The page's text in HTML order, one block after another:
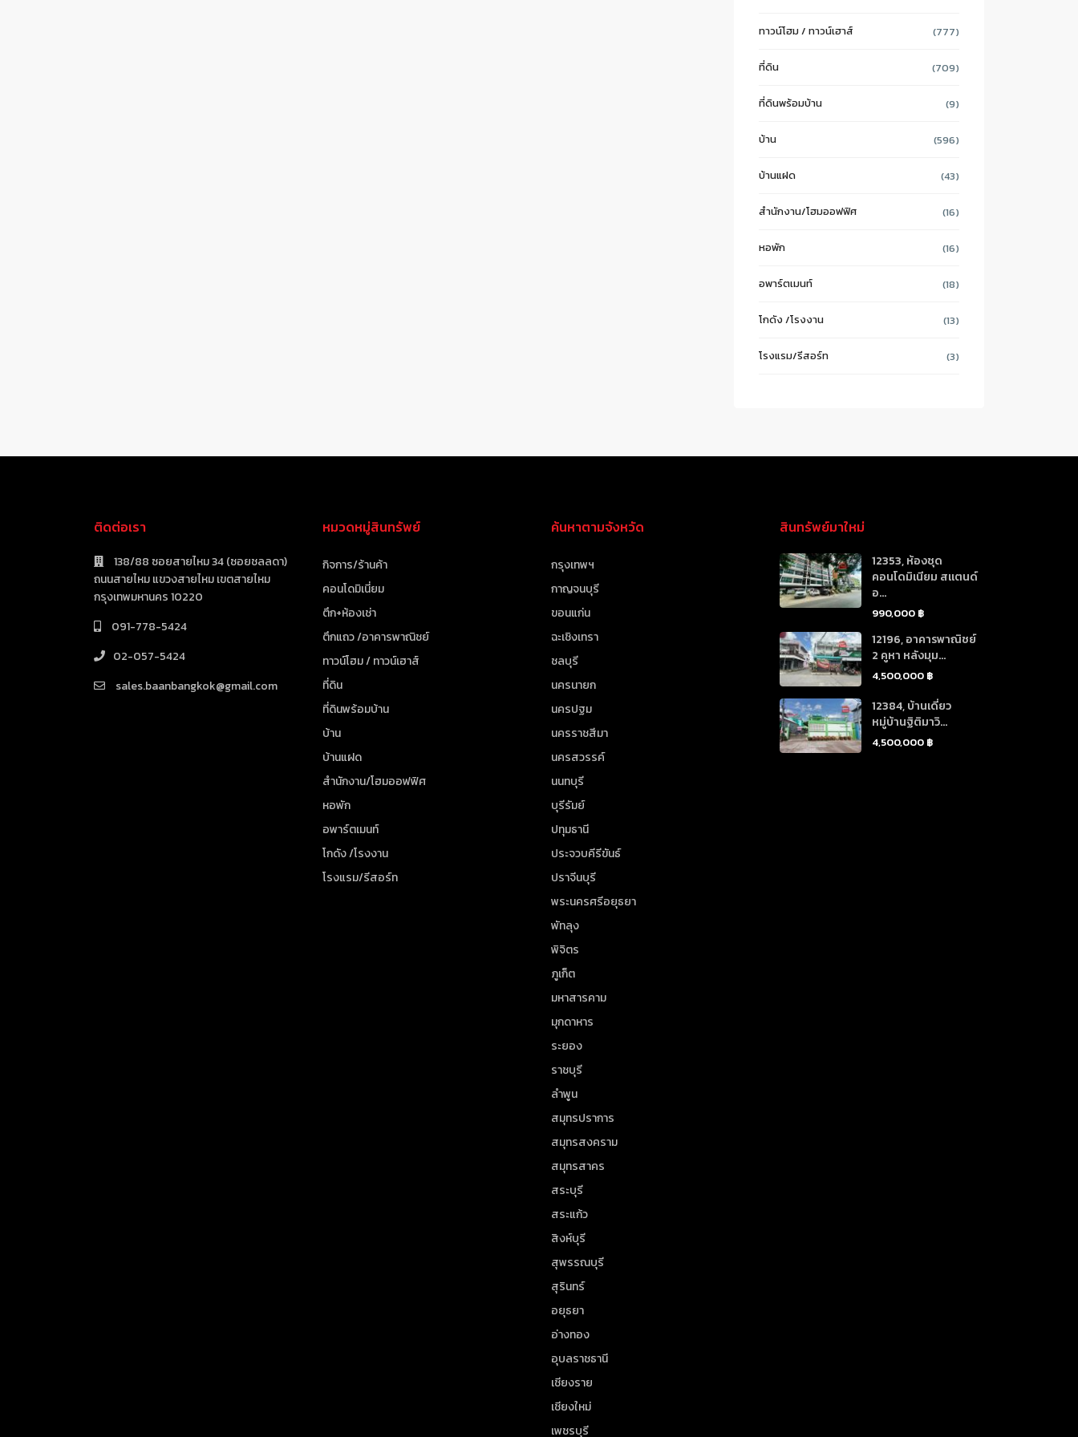
ทาวน์โฮม / ทาวน์เฮาส์ (777)
ที่ดิน (709)
ที่ดินพร้อมบ้าน (9)
บ้าน (596)
บ้านแฝด (43)
สำนักงาน/โฮมออฟฟิศ (16)
หอพัก (16)
อพาร์ตเมนท์ (18)
โกดัง /โรงงาน (13)
โรงแรม/รีสอร์ท (3)
ติดต่อเรา
138/88 ซอยสายไหม 34 (ซอยชลลดา)
ถนนสายไหม แขวงสายไหม เขตสายไหม
กรุงเทพมหานคร 10220
091-778-5424
02-057-5424
sales.baanbangkok@gmail.com
หมวดหมู่สินทรัพย์
กิจการ/ร้านค้า
คอนโดมิเนี่ยม
ตึก+ห้องเช่า
ตึกแถว /อาคารพาณิชย์
ทาวน์โฮม / ทาวน์เฮาส์
ที่ดิน
ที่ดินพร้อมบ้าน
บ้าน
บ้านแฝด
สำนักงาน/โฮมออฟฟิศ
หอพัก
อพาร์ตเมนท์
โกดัง /โรงงาน
โรงแรม/รีสอร์ท
ค้นหาตามจังหวัด
กรุงเทพฯ
กาญจนบุรี
ขอนแก่น
ฉะเชิงเทรา
ชลบุรี
นครนายก
นครปฐม
นครราชสีมา
นครสวรรค์
นนทบุรี
บุรีรัมย์
ปทุมธานี
ประจวบคีรีขันธ์
ปราจีนบุรี
พระนครศรีอยุธยา
พัทลุง
พิจิตร
ภูเก็ต
มหาสารคาม
มุกดาหาร
ระยอง
ราชบุรี
ลำพูน
สมุทรปราการ
สมุทรสงคราม
สมุทรสาคร
สระบุรี
สระแก้ว
สิงห์บุรี
สุพรรณบุรี
สุรินทร์
อยุธยา
อ่างทอง
อุบลราชธานี
เชียงราย
เชียงใหม่
เพชรบุรี
สินทรัพย์มาใหม่
12353, ห้องชุด
คอนโดมิเนียม สแตนด์
อ...
990,000 ฿
12196, อาคารพาณิชย์
2 คูหา หลังมุม...
4,500,000 ฿
12384, บ้านเดี่ยว
หมู่บ้านฐิติมาวิ...
4,500,000 ฿